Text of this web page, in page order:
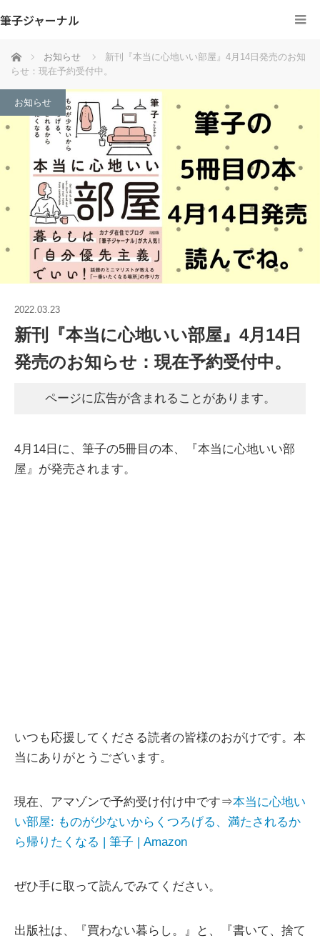
筆子ジャーナル
ホーム お知らせ
新刊『本当に心地いい部屋』4月14日発売のお知
らせ：現在予約受付中。
お知らせ
2022.03.23
新刊『本当に心地いい部屋』4月14日
発売のお知らせ：現在予約受付中。
ページに広告が含まれることがあります。
4月14日に、筆子の5冊目の本、『本当に心地いい部
屋』が発売されます。
いつも応援してくださる読者の皆様のおがけです。本
当にありがとうございます。
現在、アマゾンで予約受け付け中です⇒本当に心地い
い部屋: ものが少ないからくつろげる、満たされるか
ら帰りたくなる | 筆子 | Amazon
ぜひ手に取って読んでみてください。
出版社は、『買わない暮らし。』と、『書いて、捨て